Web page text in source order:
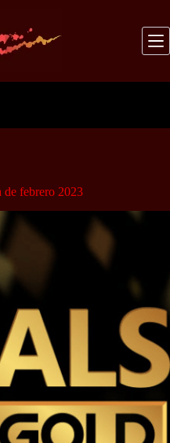
de febrero 2023